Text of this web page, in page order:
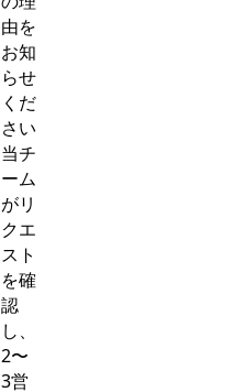
由を
お知
らせ
くだ
さい
当チ
ーム
がリ
クエ
スト
を確
認
し、
2〜
3営